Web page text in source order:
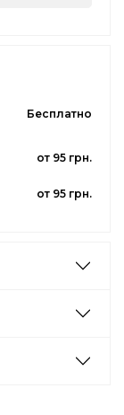
Бесплатно
от 95 грн.
от 95 грн.